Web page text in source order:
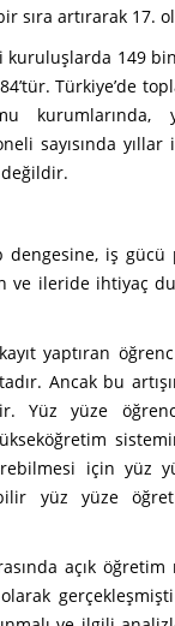
sıra artırarak 17.
kuruluşlarda 149
Türkiye’de
kurumlarında,
sayısında
iş gücü
ve ileride ihtiyaç
yaptıran
Ancak bu
Yüz yüze
için yüz
yüz yüze
açık